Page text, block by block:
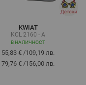
KWIAT
KCL 2160 - A
В НАЛИЧНОСТ
55,83 € /109,19 лв.
79,76 €/156,00 лв.